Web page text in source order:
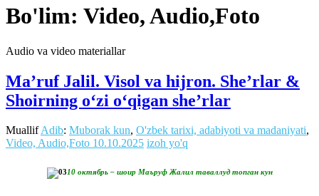
Bo'lim: Video, Audio,Foto
Audio va video materiallar
Ma’ruf Jalil. Visol va hijron. She’rlar &
Shoirning o‘zi o‘qigan she’rlar
MuallifAdib: Muborak kun, O'zbek tarixi, adabiyoti va madaniyati,
Video, Audio,Foto 10.10.2025 izoh yo'q
10 октябрь – шоир Маъруф Жалил таваллуд топган кун